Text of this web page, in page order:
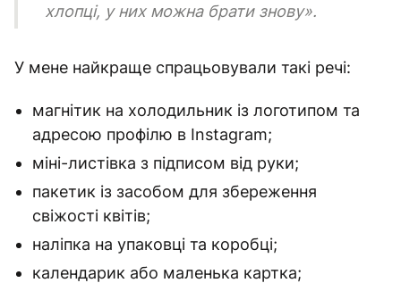
хлопці, у них можна брати знову».
У мене найкраще спрацьовували такі речі:
магнітик на холодильник із логотипом та
адресою профілю в Instagram;
міні-листівка з підписом від руки;
пакетик із засобом для збереження
свіжості квітів;
наліпка на упаковці та коробці;
календарик або маленька картка;